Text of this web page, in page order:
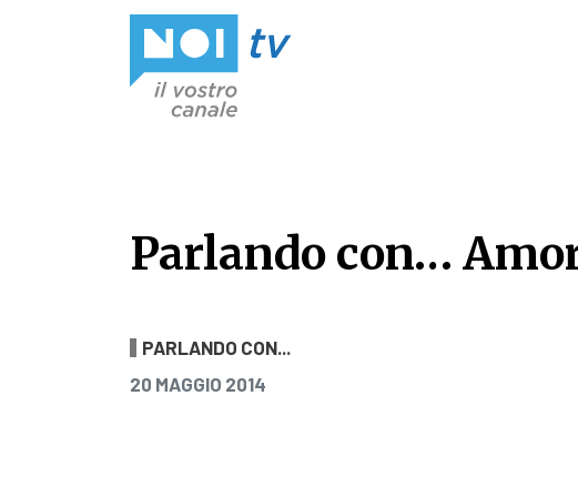
Parlando con…
Parlando con…
PARLANDO CON...
PUBBLICATO IL
20 MAGGIO 2014